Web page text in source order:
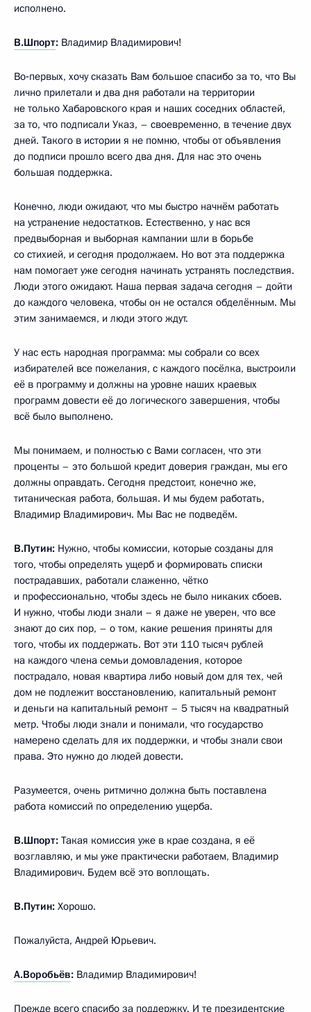
исполнено.
В.Шпорт: Владимир Владимирович!
Во‑первых, хочу сказать Вам большое спасибо за то, что Вы
лично прилетали и два дня работали на территории
не только Хабаровского края и наших соседних областей,
за то, что подписали Указ, – своевременно, в течение двух
дней. Такого в истории я не помню, чтобы от объявления
до подписи прошло всего два дня. Для нас это очень
большая поддержка.
Конечно, люди ожидают, что мы быстро начнём работать
на устранение недостатков. Естественно, у нас вся
предвыборная и выборная кампании шли в борьбе
со стихией, и сегодня продолжаем. Но вот эта поддержка
нам помогает уже сегодня начинать устранять последствия.
Люди этого ожидают. Наша первая задача сегодня – дойти
до каждого человека, чтобы он не остался обделённым. Мы
этим занимаемся, и люди этого ждут.
У нас есть народная программа: мы собрали со всех
избирателей все пожелания, с каждого посёлка, выстроили
её в программу и должны на уровне наших краевых
программ довести её до логического завершения, чтобы
всё было выполнено.
Мы понимаем, и полностью с Вами согласен, что эти
проценты – это большой кредит доверия граждан, мы его
должны оправдать. Сегодня предстоит, конечно же,
титаническая работа, большая. И мы будем работать,
Владимир Владимирович. Мы Вас не подведём.
В.Путин: Нужно, чтобы комиссии, которые созданы для
того, чтобы определять ущерб и формировать списки
пострадавших, работали слаженно, чётко
и профессионально, чтобы здесь не было никаких сбоев.
И нужно, чтобы люди знали – я даже не уверен, что все
знают до сих пор, – о том, какие решения приняты для
того, чтобы их поддержать. Вот эти 110 тысяч рублей
на каждого члена семьи домовладения, которое
пострадало, новая квартира либо новый дом для тех, чей
дом не подлежит восстановлению, капитальный ремонт
и деньги на капитальный ремонт – 5 тысяч на квадратный
метр. Чтобы люди знали и понимали, что государство
намерено сделать для их поддержки, и чтобы знали свои
права. Это нужно до людей довести.
Разумеется, очень ритмично должна быть поставлена
работа комиссий по определению ущерба.
В.Шпорт: Такая комиссия уже в крае создана, я её
возглавляю, и мы уже практически работаем, Владимир
Владимирович. Будем всё это воплощать.
В.Путин: Хорошо.
Пожалуйста, Андрей Юрьевич.
А.Воробьёв: Владимир Владимирович!
Прежде всего спасибо за поддержку. И те президентские